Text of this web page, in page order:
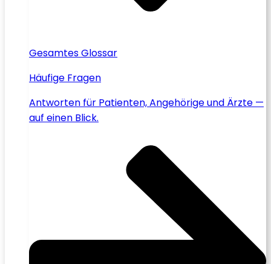
Gesamtes Glossar
Häufige Fragen
Antworten für Patienten, Angehörige und Ärzte —
auf einen Blick.